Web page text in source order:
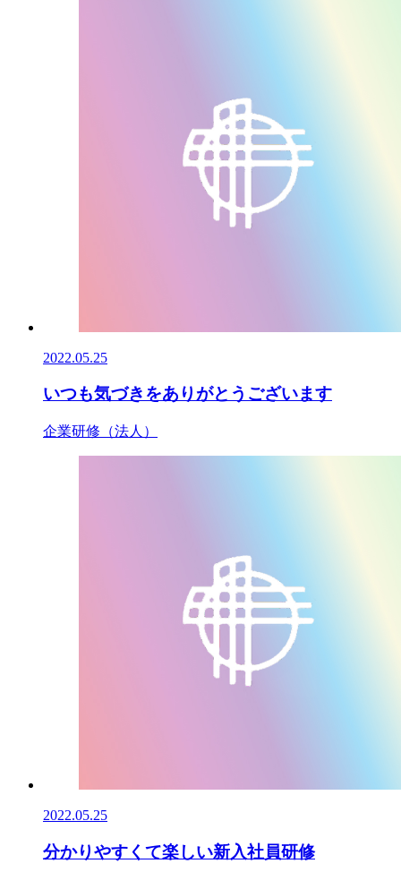
2022.05.25
いつも気づきをありがとうございます
企業研修（法人）
2022.05.25
分かりやすくて楽しい新入社員研修